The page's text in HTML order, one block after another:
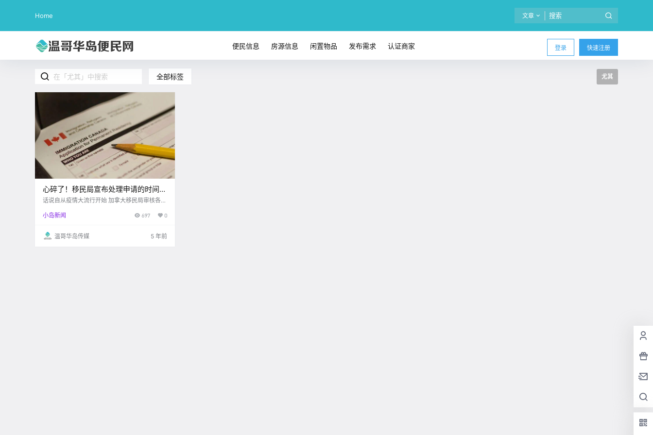
Home 文章
登录 快速注册
便民信息 房源信息 闲置物品 发布需求 认证商家
全部标签 尤其
心碎了！移民局宣布处理申请的时间全
部延长！尤其这个申请！
话说自从疫情大流行开始 加拿大移民局审核各类
疫情之前速度就不快 这下更是只能无尽的等待
碎的消息： 加拿.
小岛新闻 697 0
温哥华岛传媒 5 年前